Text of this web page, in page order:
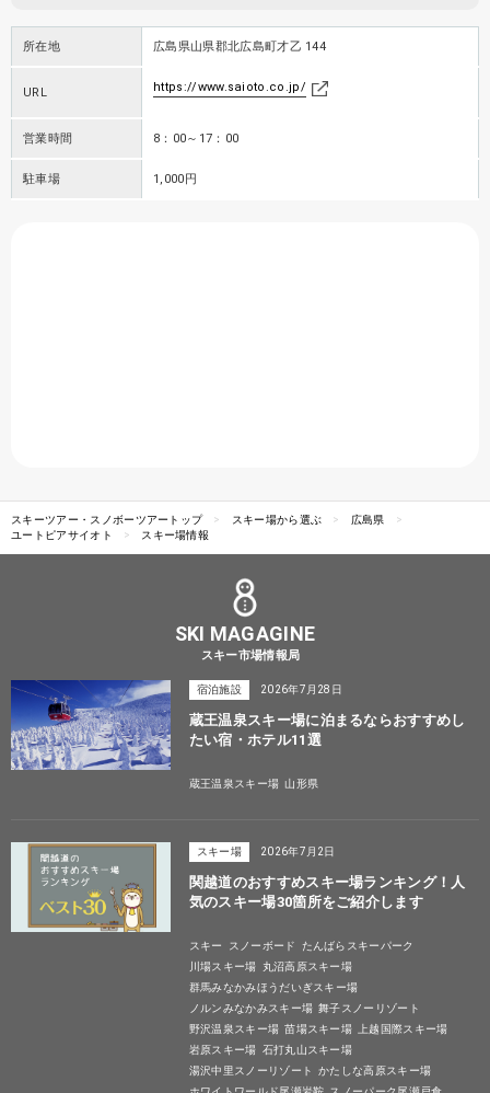
所在地 広島県山県郡北広島町才乙 144
URL https://www.saioto.co.jp/
営業時間 8：00～17：00
駐車場 1,000円
スキーツアー・スノボーツアートップ スキー場から選ぶ
広島県
ユートピアサイオト
スキー場情報
SKI MAGAGINE
スキー市場情報局
宿泊施設 2026年7月28日
蔵王温泉スキー場に泊まるならおすすめし
たい宿・ホテル11選
蔵王温泉スキー場 山形県
スキー場 2026年7月2日
関越道のおすすめスキー場ランキング！人
気のスキー場30箇所をご紹介します
スキー スノーボード
たんばらスキーパーク
川場スキー場
丸沼高原スキー場
群馬みなかみほうだいぎスキー場
ノルンみなかみスキー場 舞子スノーリゾート
野沢温泉スキー場 苗場スキー場
上越国際スキー場
岩原スキー場 石打丸山スキー場
湯沢中里スノーリゾート
かたしな高原スキー場